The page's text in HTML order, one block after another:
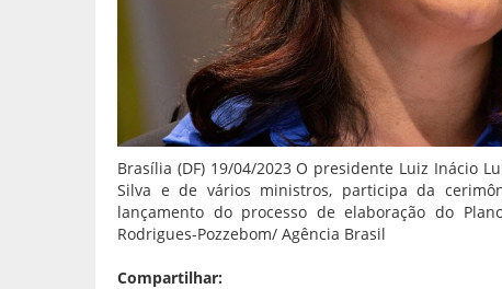
Brasília (DF) 19/04/2023 O presidente Luiz Inácio
Silva e de vários ministros, participa da
lançamento do processo de elaboração do
Rodrigues-Pozzebom/ Agência Brasil
Compartilhar: